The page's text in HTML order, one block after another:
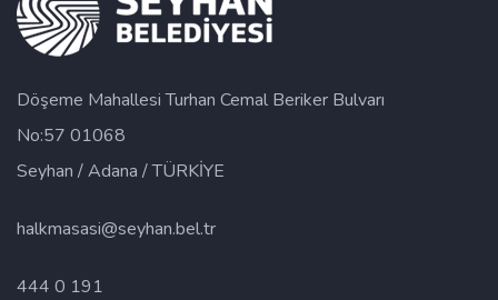
Döşeme Mahallesi Turhan Cemal Beriker Bulvarı
No:57 01068
Seyhan / Adana / TÜRKİYE
halkmasasi@seyhan.bel.tr
444 0 191